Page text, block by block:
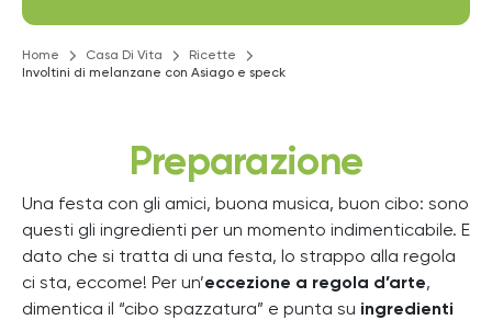
Home Casa Di Vita
Ricette
Involtini di melanzane con Asiago e speck
Preparazione
Una festa con gli amici, buona musica, buon cibo: sono
questi gli ingredienti per un momento indimenticabile. E
dato che si tratta di una festa, lo strappo alla regola
ci sta, eccome! Per un’eccezione a regola d’arte,
dimentica il “cibo spazzatura” e punta su ingredienti